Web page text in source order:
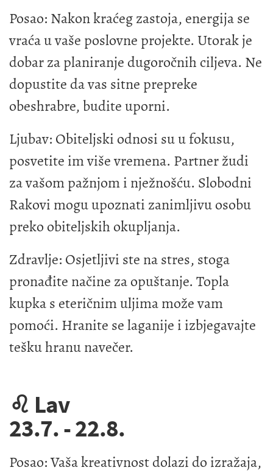
Posao: Nakon kraćeg zastoja, energija se
vraća u vaše poslovne projekte. Utorak je
dobar za planiranje dugoročnih ciljeva. Ne
dopustite da vas sitne prepreke
obeshrabre, budite uporni.
Ljubav: Obiteljski odnosi su u fokusu,
posvetite im više vremena. Partner žudi
za vašom pažnjom i nježnošću. Slobodni
Rakovi mogu upoznati zanimljivu osobu
preko obiteljskih okupljanja.
Zdravlje: Osjetljivi ste na stres, stoga
pronađite načine za opuštanje. Topla
kupka s eteričnim uljima može vam
pomoći. Hranite se laganije i izbjegavajte
tešku hranu navečer.
♌ Lav
23.7. - 22.8.
Posao: Vaša kreativnost dolazi do izražaja,